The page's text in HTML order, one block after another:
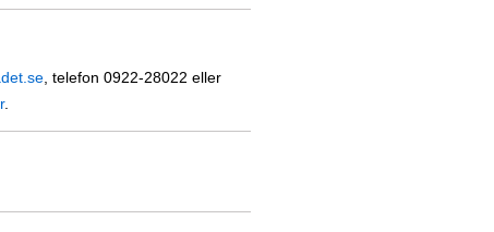
, telefon 0922-28022 eller
.